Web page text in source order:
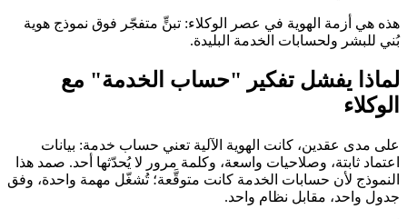
هذه هي أزمة الهوية في عصر الوكلاء: تبنٍّ متفجّر فوق نموذج هوية
بُني للبشر ولحسابات الخدمة البليدة.
لماذا يفشل تفكير "حساب الخدمة" مع
الوكلاء
على مدى عقدين، كانت الهوية الآلية تعني حساب خدمة: بيانات
اعتماد ثابتة، وصلاحيات واسعة، وكلمة مرور لا يُحدّثها أحد. صمد هذا
النموذج لأن حسابات الخدمة كانت متوقَّعة؛ تُشغّل مهمة واحدة، وفق
جدول واحد، مقابل نظام واحد.